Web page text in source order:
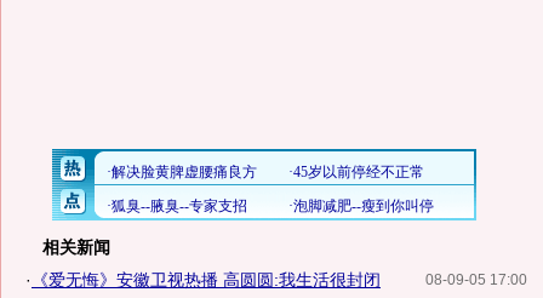
相关新闻
08-09-05 17:00
· 《爱无悔》安徽卫视热播 高圆圆:我生活很封闭